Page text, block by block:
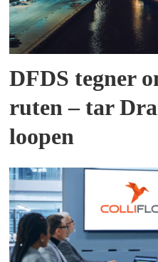
DFDS tegner
ruten – tar
loopen